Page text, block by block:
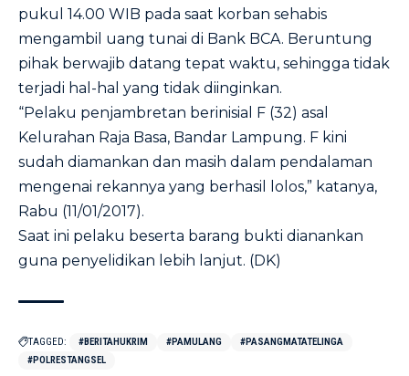
pukul 14.00 WIB pada saat korban sehabis
mengambil uang tunai di Bank BCA. Beruntung
pihak berwajib datang tepat waktu, sehingga tidak
terjadi hal-hal yang tidak diinginkan.
“Pelaku penjambretan berinisial F (32) asal
Kelurahan Raja Basa, Bandar Lampung. F kini
sudah diamankan dan masih dalam pendalaman
mengenai rekannya yang berhasil lolos,” katanya,
Rabu (11/01/2017).
Saat ini pelaku beserta barang bukti dianankan
guna penyelidikan lebih lanjut. (DK)
TAGGED: #BERITAHUKRIM #PAMULANG
#PASANGMATATELINGA
#POLRESTANGSEL